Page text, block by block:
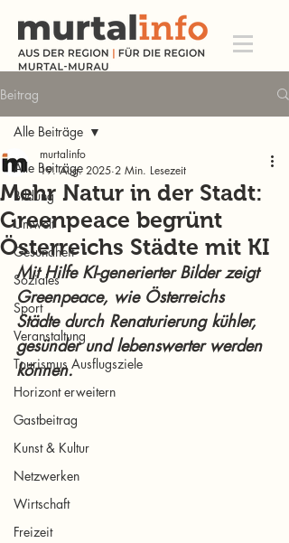
Beitrag
Alle Beiträge
Bildung
Umwelt
Gesundheit
Soziales
Sport
Veranstaltung
Tourismus Ausflugsziele
Horizont erweitern
Gastbeitrag
Kunst & Kultur
Netzwerken
Wirtschaft
Freizeit
Alle Beiträge
Mehr Natur in der Stadt:
Greenpeace begrünt
Österreichs Städte mit KI
murtalinfo
19. Aug. 2025 2 Min. Lesezeit
Mit Hilfe KI-generierter Bilder zeigt
Greenpeace, wie Österreichs
Städte durch Renaturierung kühler,
gesünder und lebenswerter werden
können.